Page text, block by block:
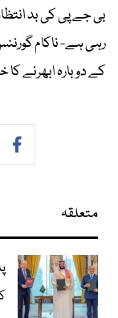
بی جے پی کی بد
رہی ہے- ناکام
کے دوبارہ ابھرنے کا
متعلقہ
کے